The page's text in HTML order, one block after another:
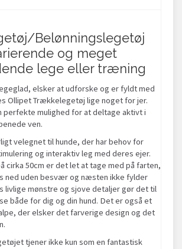
Belønningslegetøj
og meget
lege eller træning
elsker at udforske og er fyldt med
Ollipet Trækkelegetøj lige noget for jer.
perfekte mulighed for at deltage aktivt i
ven.
velegnet til hunde, der har behov for
og interaktiv leg med deres ejer.
cirka 50cm er det let at tage med på farten,
ned uden besvær og næsten ikke fylder
livlige mønstre og sjove detaljer gør det til
både for dig og din hund. Det er også et
der elsker det farverige design og det
tjener ikke kun som en fantastisk